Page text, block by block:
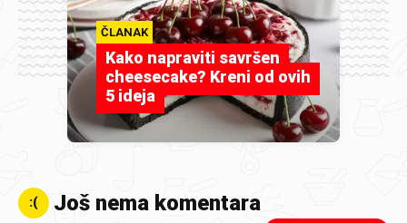
ČLANAK
Kako napraviti savršen
cheesecake? Kreni od ovih
5 ideja
:( Još nema komentara